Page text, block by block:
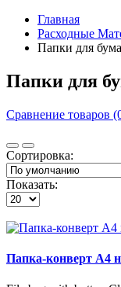
Главная
Расходные
Папки для
Папки для
Сравнение товаров
Сортировка:
Показать:
Папка-конверт A4